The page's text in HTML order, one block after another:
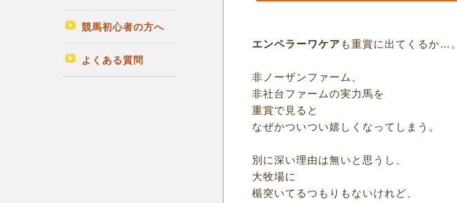
競馬初心者の方へ
よくある質問
エンペラーワケアも重賞に出てくるか…。
非ノーザンファーム、
非社台ファームの実力馬を
重賞で見ると
なぜかついつい嬉しくなってしまう。
別に深い理由は無いと思うし、
大牧場に
楯突いてるつもりもないけれど、